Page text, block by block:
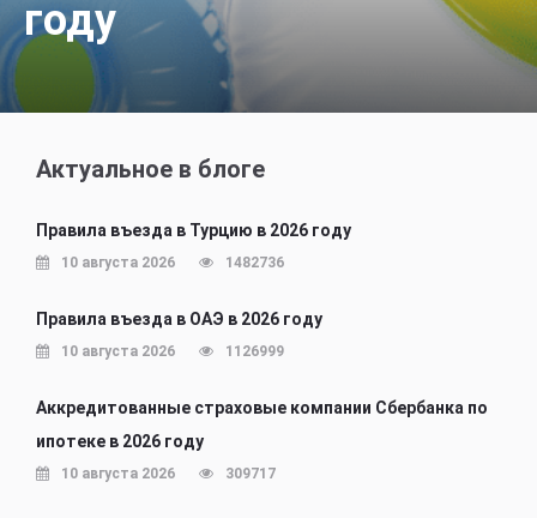
году
Актуальное в блоге
Правила въезда в Турцию в 2026 году
10 августа 2026 1482736
Правила въезда в ОАЭ в 2026 году
10 августа 2026 1126999
Аккредитованные страховые компании Сбербанка по
ипотеке в 2026 году
10 августа 2026 309717